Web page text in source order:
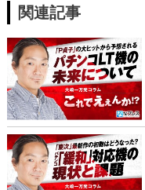
関連記事